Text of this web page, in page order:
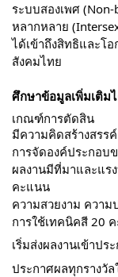
ระบบสองเพศ
หลากหลาย
ได้เข้าถึงสิทธิและโ
สังคมไทย
ศึกษาข้อมูลเพิ่มเติม
เกณฑ์การตัดสิน
มีความคิดสร้างสรร
การจัดองค์ประกอบ
ผลงานมีที่มาและแร
คะแนน
ความสวยงาม ควา
การใช้เทคนิคสี 20
เริ่มส่งผลงานเข้าป
ประกาศผลทุกรางวั